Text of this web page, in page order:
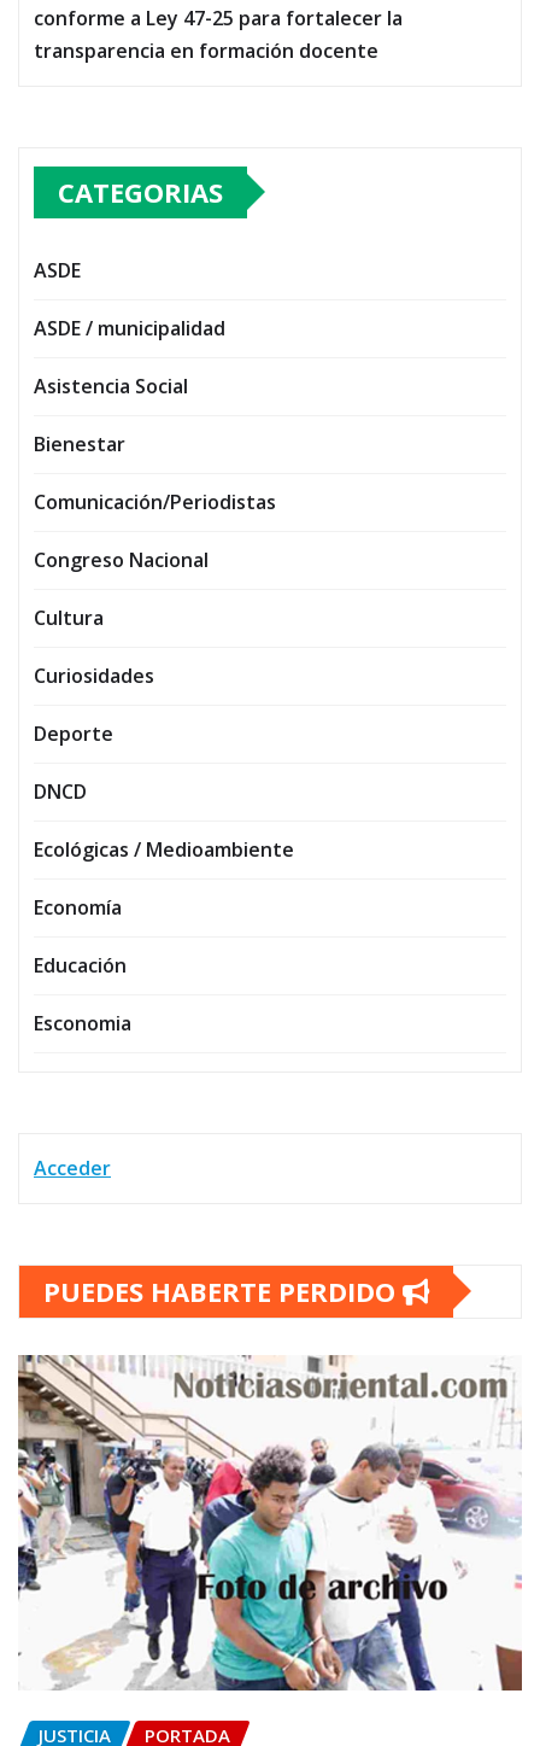
conforme a Ley 47-25 para fortalecer la
transparencia en formación docente
CATEGORIAS
ASDE
ASDE / municipalidad
Asistencia Social
Bienestar
Comunicación/Periodistas
Congreso Nacional
Cultura
Curiosidades
Deporte
DNCD
Ecológicas / Medioambiente
Economía
Educación
Esconomia
Acceder
PUEDES HABERTE PERDIDO
JUSTICIA PORTADA